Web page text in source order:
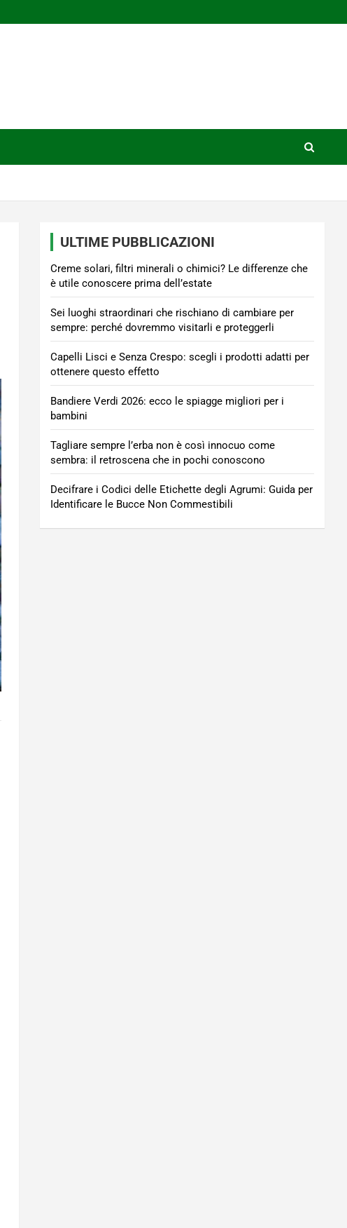
ULTIME PUBBLICAZIONI
Creme solari, filtri minerali o chimici? Le differenze che
è utile conoscere prima dell’estate
Sei luoghi straordinari che rischiano di cambiare per
sempre: perché dovremmo visitarli e proteggerli
Capelli Lisci e Senza Crespo: scegli i prodotti adatti per
ottenere questo effetto
Bandiere Verdi 2026: ecco le spiagge migliori per i
bambini
Tagliare sempre l’erba non è così innocuo come
sembra: il retroscena che in pochi conoscono
Decifrare i Codici delle Etichette degli Agrumi: Guida per
Identificare le Bucce Non Commestibili